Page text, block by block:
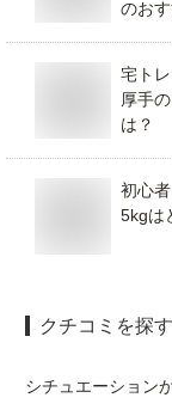
のお
宅ト
厚手
は？
初心
5kgは
クチコミを探す
シチュエーション